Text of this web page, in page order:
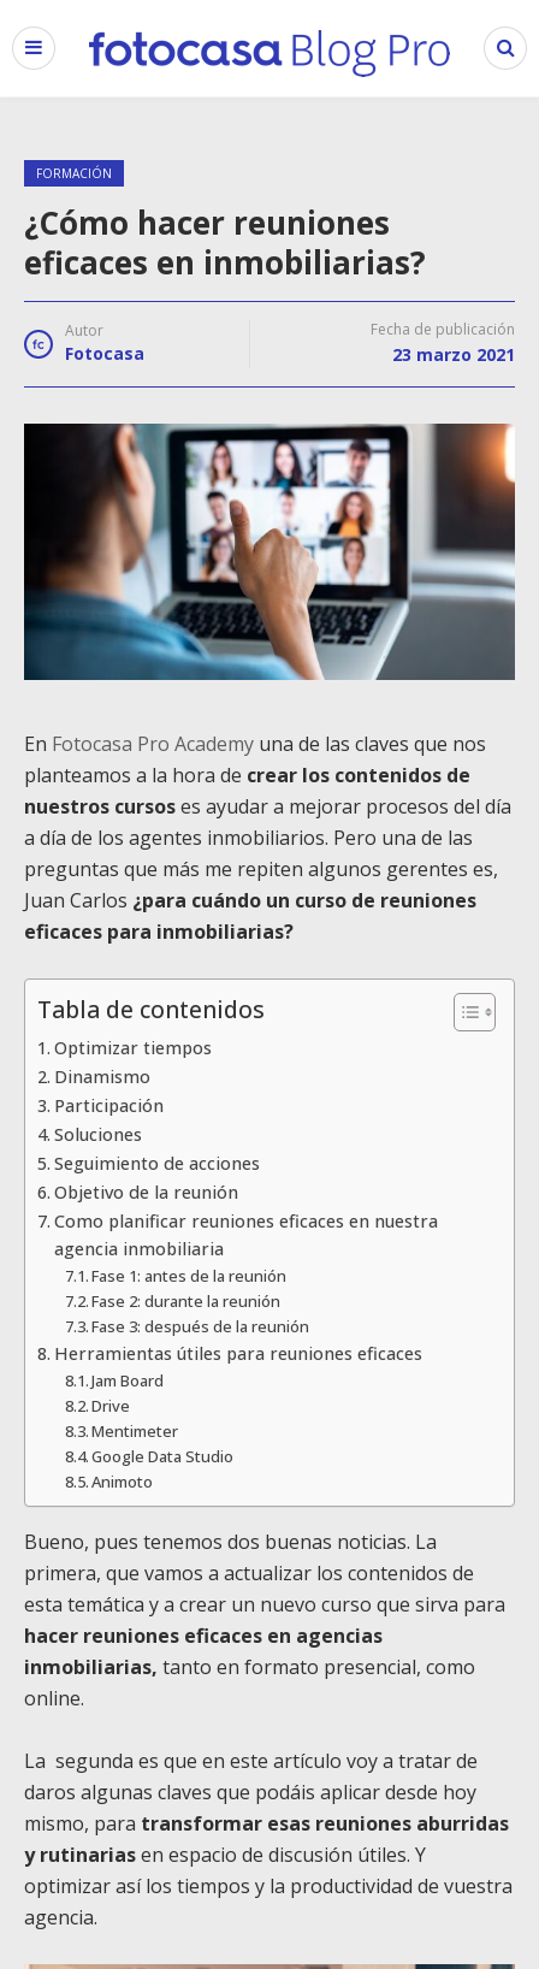
FORMACIÓN
¿Cómo hacer reuniones
eficaces en inmobiliarias?
Autor
Fotocasa
Fecha de publicación
23 marzo 2021
En Fotocasa Pro Academy una de las claves que nos
planteamos a la hora de crear los contenidos de
nuestros cursoses ayudar a mejorar procesos del día
a día de los agentes inmobiliarios. Pero una de las
preguntas que más me repiten algunos gerentes es,
Juan Carlos ¿para cuándo un curso de reuniones
eficaces para inmobiliarias?
Tabla de contenidos
Optimizar tiempos
Dinamismo
Participación
Soluciones
Seguimiento de acciones
Objetivo de la reunión
Como planificar reuniones eficaces en nuestra
agencia inmobiliaria
Fase 1: antes de la reunión
Fase 2: durante la reunión
Fase 3: después de la reunión
Herramientas útiles para reuniones eficaces
Jam Board
Drive
Mentimeter
Google Data Studio
Animoto
Bueno, pues tenemos dos buenas noticias. La
primera, que vamos a actualizar los contenidos de
esta temática y a crear un nuevo curso que sirva para
hacer reuniones eficaces en agencias
inmobiliarias, tanto en formato presencial, como
online.
La segunda es que en este artículo voy a tratar de
daros algunas claves que podáis aplicar desde hoy
mismo, para transformar esas reuniones aburridas
y rutinariasen espacio de discusión útiles. Y
optimizar así los tiempos y la productividad de vuestra
agencia.